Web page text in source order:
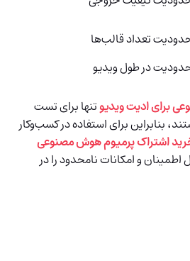
تعداد قالب‌ها
در طول ویدیو
برای ادیت ویدیوتنها برای تست
بنابراین برای استفاده در کسب‌وکار
اشتراک پرمیوم هوش مصنوعی
و امکانات نامحدود را در